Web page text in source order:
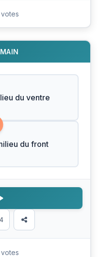
du ventre
du front